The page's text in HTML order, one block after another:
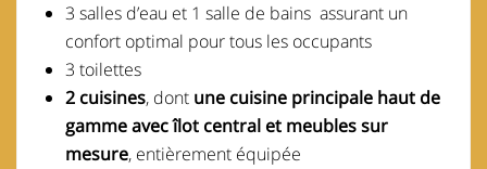
3 salles d’eau et 1 salle de bains assurant un
confort optimal pour tous les occupants
3 toilettes
2 cuisines, dont une cuisine principale haut de
gamme avec îlot central et meubles sur
mesure, entièrement équipée